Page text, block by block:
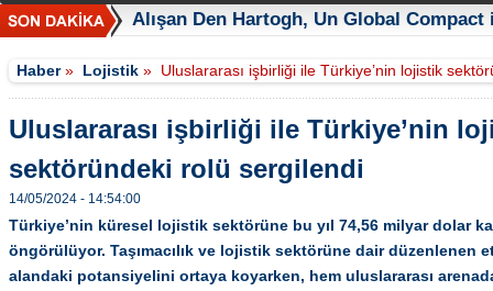
Alışan Den Hartogh, Un Global Compact
Haber» Lojistik » Uluslararası işbirliği ile Türkiye’nin lojistik
Uluslararası işbirliği ile Türkiye’nin
sektöründeki rolü sergilendi
14/05/2024 - 14:54:00
Türkiye’nin küresel lojistik sektörüne bu yıl 74,56 milyar dolar
öngörülüyor. Taşımacılık ve lojistik sektörüne dair düzenlenen
alandaki potansiyelini ortaya koyarken, hem uluslararası